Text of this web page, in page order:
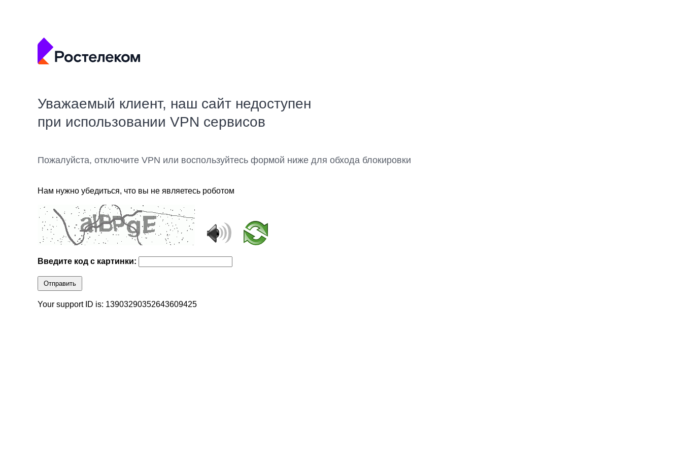
Уважаемый клиент, наш сайт недоступен
при использовании VPN сервисов
Пожалуйста, отключите VPN или воспользуйтесь формой ниже для обхода блокировки
Нам нужно убедиться, что вы не являетесь роботом
Введите код с картинки:
Отправить
Your support ID is: 13903290352643609425